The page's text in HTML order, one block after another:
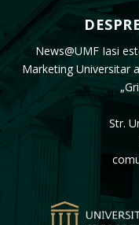
News@UMF Iasi
Marketing Universitar
Str.